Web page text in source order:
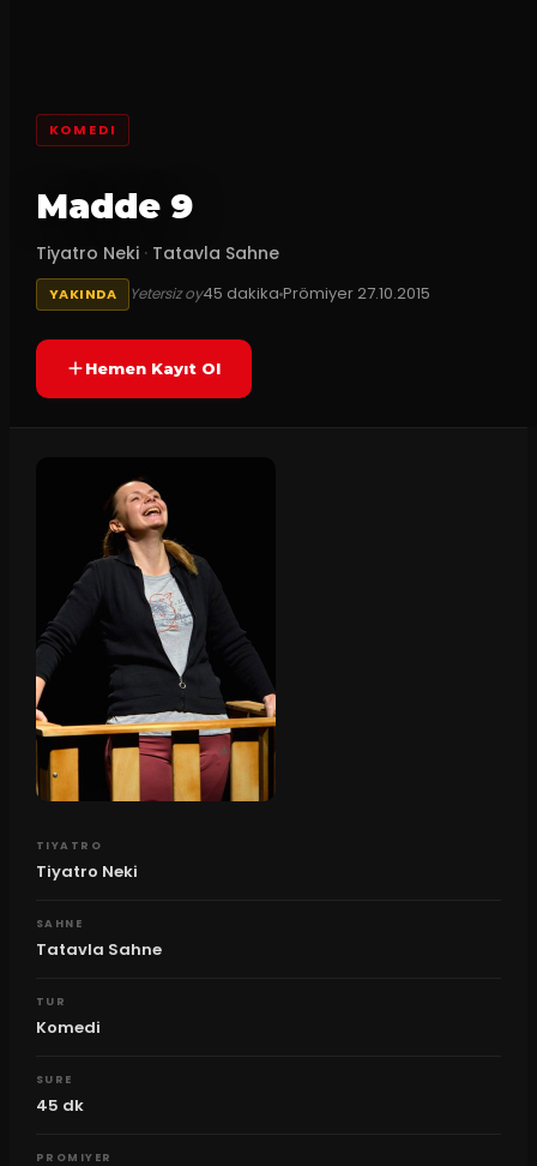
KOMEDI
Madde 9
Tiyatro Neki · Tatavla Sahne
YAKINDA Yetersiz oy45 dakikaPrömiyer 27.10.2015
Hemen Kayıt Ol
TIYATRO
Tiyatro Neki
SAHNE
Tatavla Sahne
TUR
Komedi
SURE
45 dk
PROMIYER